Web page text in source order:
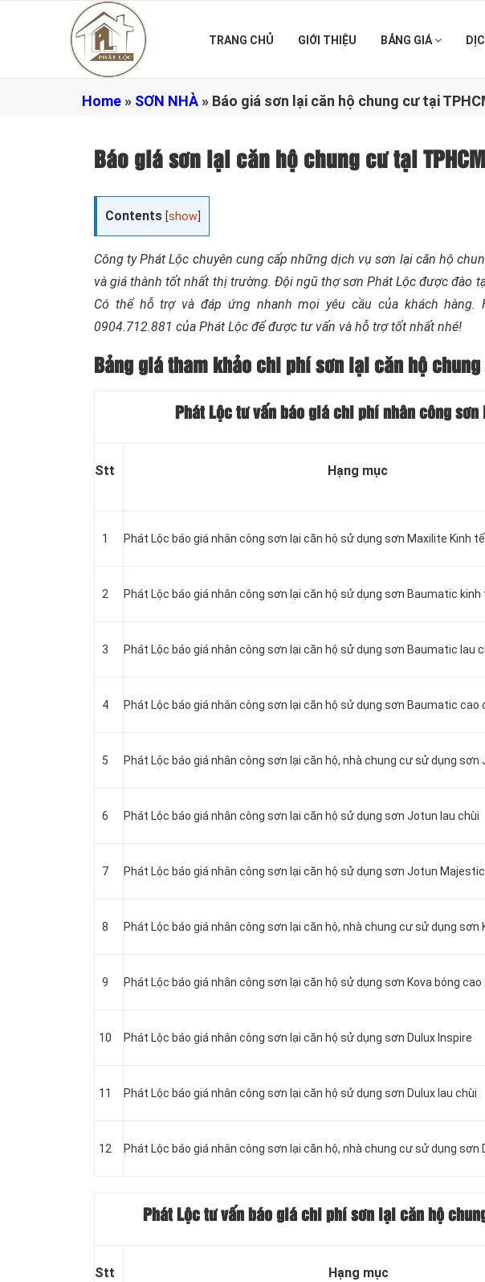
TRANG CHỦ GIỚI THIỆU BẢNG GIÁ
Home » SƠN NHÀ » Báo giá sơn lại căn hộ chung cư tại
Báo giá sơn lại căn hộ chung cư tại
Contents [show
Công ty Phát Lộc chuyên cung cấp những dịch vụ sơn lại căn hộ
và giá thành tốt nhất thị trường. Đội ngũ thợ sơn Phát Lộc được đào
Có thể hỗ trợ và đáp ứng nhanh mọi yêu cầu của khách
0904.712.881 của Phát Lộc để được tư vấn và hỗ trợ tốt nhất nhé!
Bảng giá tham khảo chi phí sơn lại căn hộ chung
Phát Lộc tư vấn báo giá chi phí nhân công sơn
Stt Hạng mục
1 Phát Lộc báo giá nhân công sơn lại căn hộ sử dụng sơn Maxilite Kinh tế
2 Phát Lộc báo giá nhân công sơn lại căn hộ sử dụng sơn Baumatic kinh
3 Phát Lộc báo giá nhân công sơn lại căn hộ sử dụng sơn Baumatic lau
4 Phát Lộc báo giá nhân công sơn lại căn hộ sử dụng sơn Baumatic cao
5 Phát Lộc báo giá nhân công sơn lại căn hộ, nhà chung cư sử dụng sơn
6 Phát Lộc báo giá nhân công sơn lại căn hộ sử dụng sơn Jotun lau chùi
7 Phát Lộc báo giá nhân công sơn lại căn hộ sử dụng sơn Jotun Majestic
8 Phát Lộc báo giá nhân công sơn lại căn hộ, nhà chung cư sử dụng sơn
9 Phát Lộc báo giá nhân công sơn lại căn hộ sử dụng sơn Kova bóng cao
10 Phát Lộc báo giá nhân công sơn lại căn hộ sử dụng sơn Dulux Inspire
11 Phát Lộc báo giá nhân công sơn lại căn hộ sử dụng sơn Dulux lau chùi
12 Phát Lộc báo giá nhân công sơn lại căn hộ, nhà chung cư sử dụng sơn
Phát Lộc tư vấn báo giá chi phí sơn lại căn hộ
Stt Hạng mục